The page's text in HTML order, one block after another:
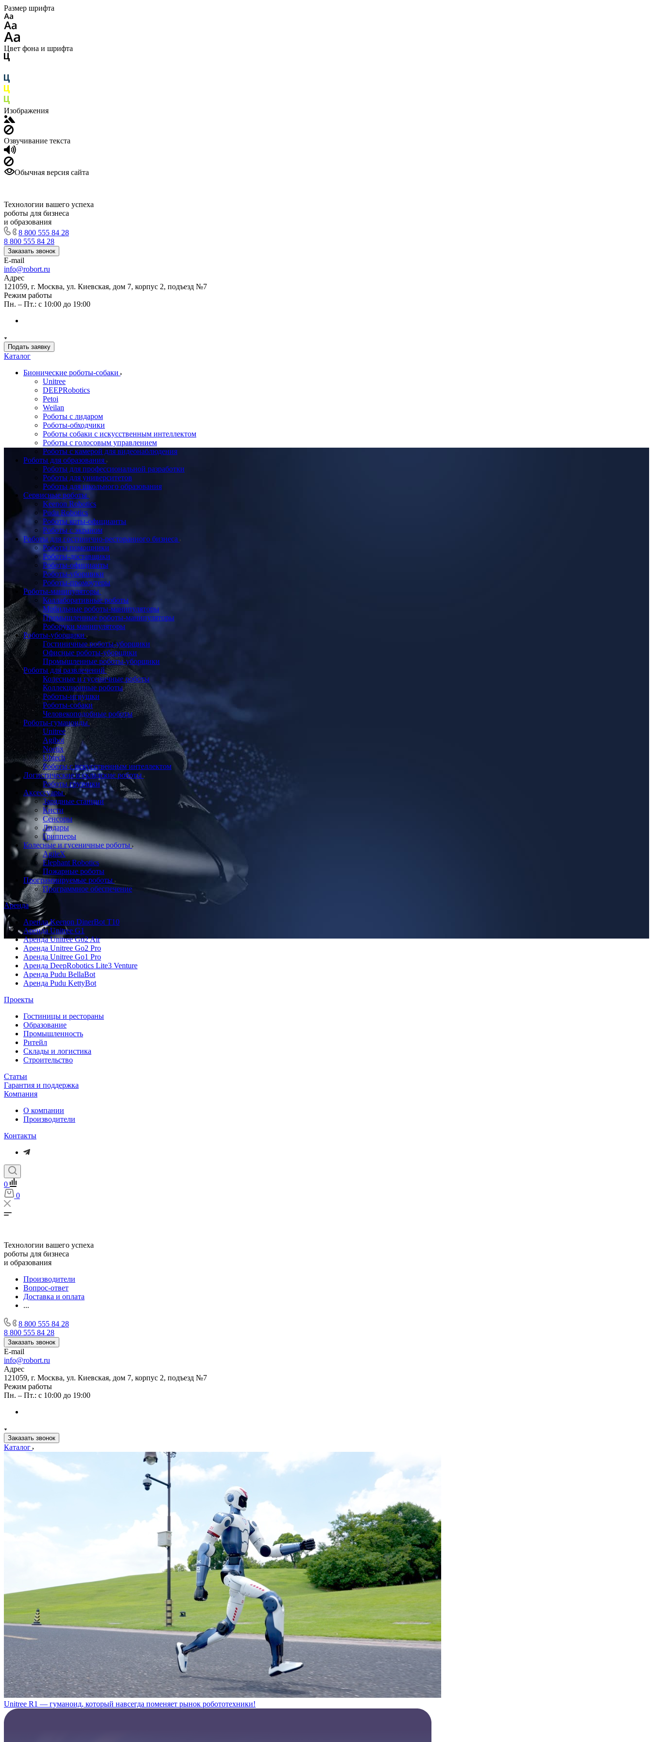
Размер шрифта
Цвет фона и шрифта
Изображения
Озвучивание текста
Обычная версия сайта
Технологии вашего успеха
роботы для бизнеса
и образования
8 800 555 84 28
8 800 555 84 28
Заказать звонок
E-mail
info@robort.ru
Адрес
121059, г. Москва, ул. Киевская, дом 7, корпус 2, подъезд №7
Режим работы
Пн. – Пт.: с 10:00 до 19:00
Подать заявку
Каталог
Бионические роботы-собаки
Unitree
DEEPRobotics
Petoi
Weilan
Роботы с лидаром
Роботы-обходчики
Роботы собаки с искусственным интеллектом
Роботы с голосовым управлением
Роботы с камерой для видеонаблюдения
Роботы для образования
Роботы для профессиональной разработки
Роботы для университетов
Роботы для школьного образования
Сервисные роботы
Keenon Robotics
Pudu Robotics
Роботы коты-официанты
Роботы с экраном
Роботы для гостинично-ресторанного бизнеса
Роботы помощники
Роботы-доставщики
Роботы-официанты
Роботы-уборщики
Роботы-промоутеры
Роботы-манипуляторы
Коллаборативные роботы
Мобильные роботы-манипуляторы
Промышленные роботы-манипуляторы
Роборуки манипуляторы
Роботы-уборщики
Гостиничные роботы-уборщики
Офисные роботы-уборщики
Промышленные роботы-уборщики
Роботы для развлечений
Колесные и гусеничные роботы
Коллекционные роботы
Роботы-игрушки
Роботы-собаки
Человекоподобные роботы
Роботы-гуманоиды
Unitree
Agibot
Noetix
Ubtech
Роботы с искусственным интеллектом
Логистические и складские роботы
Роботы грузчики
Аксессуары
Зарядные станции
Кисти
Сенсоры
Лидары
Грипперы
Колесные и гусеничные роботы
AgileX
Elephant Robotics
Пожарные роботы
Программируемые роботы
Программное обеспечение
Аренда
Аренда Keenon DinerBot T10
Аренда Unitree G1
Аренда Unitree Go2 Air
Аренда Unitree Go2 Pro
Аренда Unitree Go1 Pro
Аренда DeepRobotics Lite3 Venture
Аренда Pudu BellaBot
Аренда Pudu KettyBot
Проекты
Гостиницы и рестораны
Образование
Промышленность
Ритейл
Склады и логистика
Строительство
Статьи
Гарантия и поддержка
Компания
О компании
Производители
Контакты
0
0
Технологии вашего успеха
роботы для бизнеса
и образования
Производители
Вопрос-ответ
Доставка и оплата
...
8 800 555 84 28
8 800 555 84 28
Заказать звонок
E-mail
info@robort.ru
Адрес
121059, г. Москва, ул. Киевская, дом 7, корпус 2, подъезд №7
Режим работы
Пн. – Пт.: с 10:00 до 19:00
Заказать звонок
Каталог
Unitree R1 — гуманоид, который навсегда поменяет рынок робототехники!